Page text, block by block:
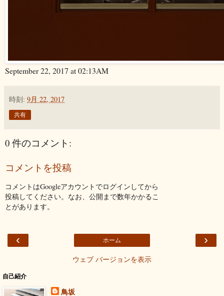
September 22, 2017 at 02:13AM
時刻: 9月 22, 2017
共有
0 件のコメント:
コメントを投稿
コメントはGoogleアカウントでログインしてから
投稿してください。なお、公開まで数年かかるこ
とがあります。
‹ ›
ホーム
ウェブ バージョンを表示
自己紹介
鳥坂